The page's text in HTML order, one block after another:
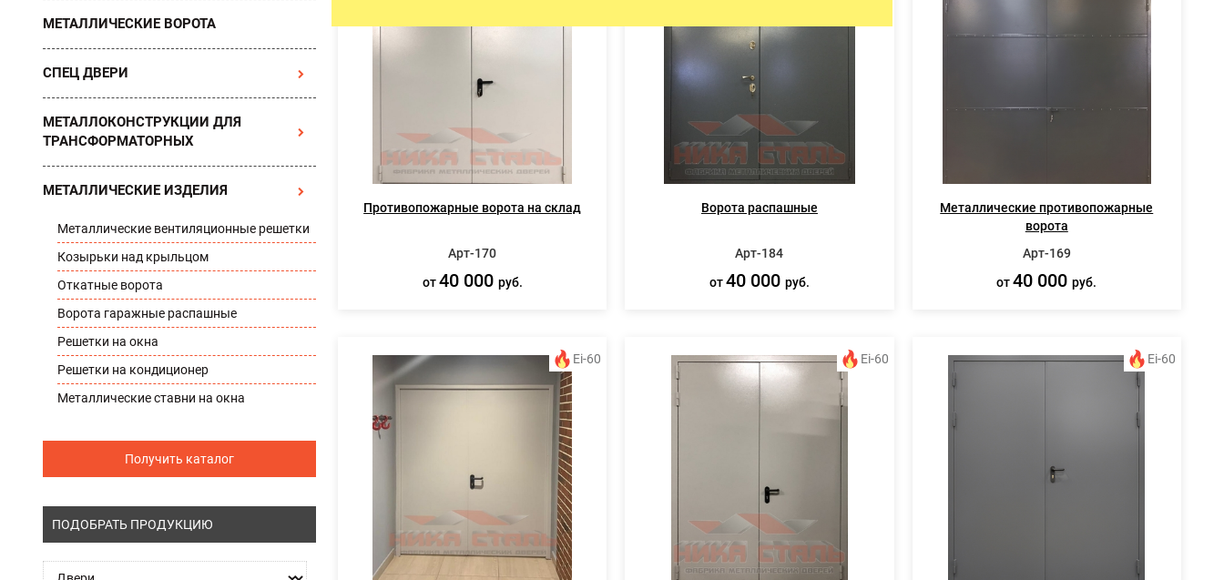
УЛИЧНЫЕ ДВЕРИ ТАМБУРНЫЕ ДВЕРИ ПРОТИВОПОЖАРНЫЕ ИЗДЕЛИЯ
Противопожарные двери
Противопожарные ворота
Противопожарные ворота на склад
Арт-170
от40 000 руб.
Ворота распашные
Арт-184
от40 000 руб.
Металлические противопожарные
ворота
Арт-169
от40 000руб.
Ei-60 Ei-60 Ei-60
МЕТАЛЛИЧЕСКИЕ ВОРОТА
СПЕЦ ДВЕРИ
МЕТАЛЛОКОНСТРУКЦИИ ДЛЯ
ТРАНСФОРМАТОРНЫХ
МЕТАЛЛИЧЕСКИЕ ИЗДЕЛИЯ
Металлические вентиляционные решетки
Козырьки над крыльцом
Откатные ворота
Ворота гаражные распашные
Решетки на окна
Решетки на кондиционер
Металлические ставни на окна
Получить каталог
ПОДОБРАТЬ ПРОДУКЦИЮ